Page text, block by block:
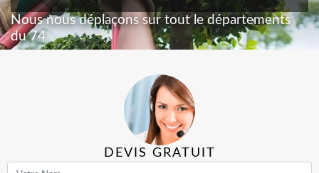
Nous nous déplaçons sur tout le départements
du 74
DEVIS GRATUIT